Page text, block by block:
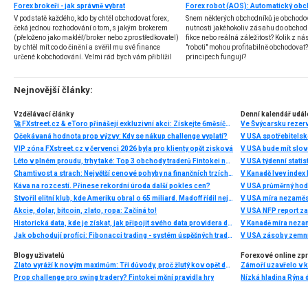
Forex brokeři - jak správně vybrat
V podstatě každého, kdo by chtěl obchodovat forex,
čeká jednou rozhodování o tom, s jakým brokerem
(přeloženo jako makléř/broker nebo zprostředkovatel)
by chtěl mít co do činění a svěřil mu své finance
určené k obchodování. Velmi rád bych vám přiblížil
několik příkladů nejznámějších z nich.
Snem některých obchodníků je
nutnosti jakéhokoliv zásahu do
fikce nebo reálná záležitost? Kolik z
"roboti" mohou profitabilně
principech fungují?
Nejnovější články:
Vzdělávací články
🚀 FXstreet.cz & eToro přinášejí exkluzivní akci: Získejte 6měsíční členství ve VIP zóně ZDARMA
Očekávaná hodnota prop výzvy: Kdy se nákup challenge vyplatí?
VIP zóna FXstreet.cz v červenci 2026 byla pro klienty opět zisková
Léto v plném proudu, trhy také: Top 3 obchody traderů Fintokei na indexech a zlatě
Chamtivost a strach: Největší cenové pohyby na finančních trzích (červenec 2026)
Káva na rozcestí. Přinese rekordní úroda další pokles cen?
Stvořil elitní klub, kde Ameriku obral o 65 miliard. Madoff řídil největší Ponzi dějin
Akcie, dolar, bitcoin, zlato, ropa: Začíná to!
Historická data, kde je získat, jak připojit svého data providera do MultiCharts a proč je budeme potřebovat? (4. díl)
Jak obchodují profíci: Fibonacci trading - systém úspěšných traderů
Denní kalendář
Ve Švýcarsku
V USA
V USA bude mít
V USA týdenní
V Kanadě Ivey index
V USA průměrný
V USA míra
V USA NFP report
V Kanadě míra
V USA zásoby
Blogy uživatelů
Zlato vyráží k novým maximům: Tři důvody, proč žlutý kov opět dominuje
Prop challenge pro swing tradery? Fintokei mění pravidla hry
Forexové online
Nízká hladina